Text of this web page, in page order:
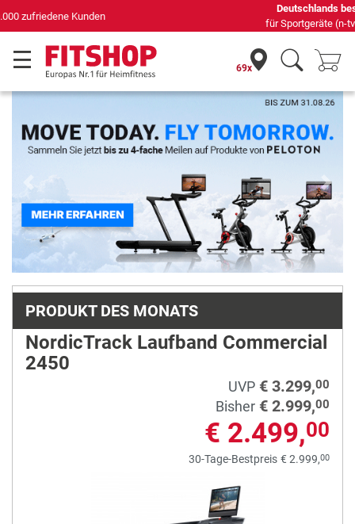
für Sportgeräte (n-tv+DISQ 2016-2024)
69x
Previous Next
PRODUKT DES MONATS
NordicTrack Laufband Commercial
2450
UVP € 3.299,00
Bisher € 2.999,00
€ 2.499,00
30-Tage-Bestpreis € 2.999,00